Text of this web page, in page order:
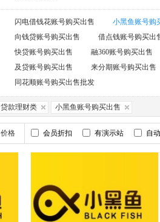
闪电借钱花账号购买出售
小黑鱼账号购
向钱贷账号购买出售
借点钱账号购买出
快贷账号购买出售
融360账号购买出售
及贷账号购买出售
来分期账号购买出售
同花顺账号购买出售批发
贷款理财类 小黑鱼账号购买出售
价格 会员折扣 有演示站 自